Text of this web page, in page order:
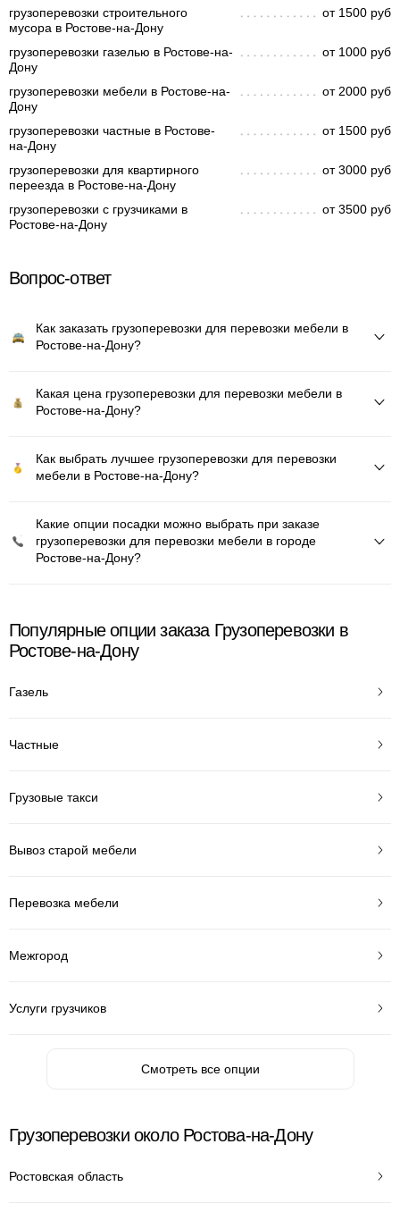
грузоперевозки строительного
мусора в Ростове-на-Дону
от 1500 руб
грузоперевозки газелью в Ростове-на-
Дону
от 1000 руб
грузоперевозки мебели в Ростове-на-
Дону
от 2000 руб
грузоперевозки частные в Ростове-
на-Дону
от 1500 руб
грузоперевозки для квартирного
переезда в Ростове-на-Дону
от 3000 руб
грузоперевозки с грузчиками в
Ростове-на-Дону
от 3500 руб
Вопрос-ответ
Как заказать грузоперевозки для перевозки мебели в
Ростове-на-Дону?
Какая цена грузоперевозки для перевозки мебели в
Ростове-на-Дону?
Как выбрать лучшее грузоперевозки для перевозки
мебели в Ростове-на-Дону?
Какие опции посадки можно выбрать при заказе
грузоперевозки для перевозки мебели в городе
Ростове-на-Дону?
Популярные опции заказа Грузоперевозки в
Ростове-на-Дону
Газель
Частные
Грузовые такси
Вывоз старой мебели
Перевозка мебели
Межгород
Услуги грузчиков
Смотреть все опции
Грузоперевозки около Ростова-на-Дону
Ростовская область